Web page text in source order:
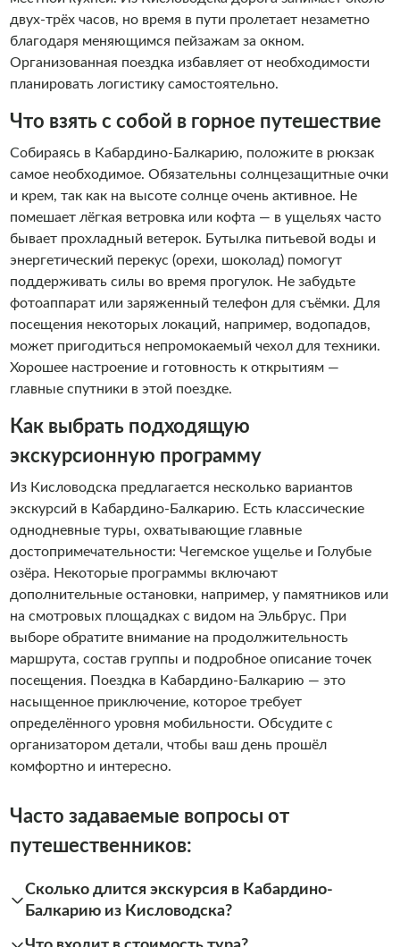
двух-трёх часов, но время в пути пролетает незаметно
благодаря меняющимся пейзажам за окном.
Организованная поездка избавляет от необходимости
планировать логистику самостоятельно.
Что взять с собой в горное путешествие
Собираясь в Кабардино-Балкарию, положите в рюкзак
самое необходимое. Обязательны солнцезащитные очки
и крем, так как на высоте солнце очень активное. Не
помешает лёгкая ветровка или кофта — в ущельях часто
бывает прохладный ветерок. Бутылка питьевой воды и
энергетический перекус (орехи, шоколад) помогут
поддерживать силы во время прогулок. Не забудьте
фотоаппарат или заряженный телефон для съёмки. Для
посещения некоторых локаций, например, водопадов,
может пригодиться непромокаемый чехол для техники.
Хорошее настроение и готовность к открытиям —
главные спутники в этой поездке.
Как выбрать подходящую
экскурсионную программу
Из Кисловодска предлагается несколько вариантов
экскурсий в Кабардино-Балкарию. Есть классические
однодневные туры, охватывающие главные
достопримечательности: Чегемское ущелье и Голубые
озёра. Некоторые программы включают
дополнительные остановки, например, у памятников или
на смотровых площадках с видом на Эльбрус. При
выборе обратите внимание на продолжительность
маршрута, состав группы и подробное описание точек
посещения. Поездка в Кабардино-Балкарию — это
насыщенное приключение, которое требует
определённого уровня мобильности. Обсудите с
организатором детали, чтобы ваш день прошёл
комфортно и интересно.
Часто задаваемые вопросы от
путешественников:
Сколько длится экскурсия в Кабардино-
Балкарию из Кисловодска?